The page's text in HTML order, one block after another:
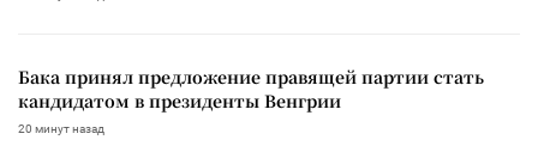
Бака принял предложение правящей партии стать
кандидатом в президенты Венгрии
20 минут назад